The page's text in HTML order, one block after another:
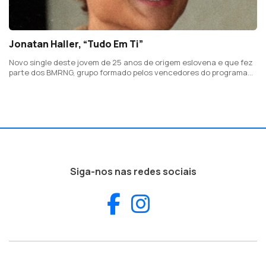
Jonatan Haller, “Tudo Em Ti”
Novo single deste jovem de 25 anos de origem eslovena e que fez
parte dos BMRNG, grupo formado pelos vencedores do programa
Siga-nos nas redes sociais
Facebook